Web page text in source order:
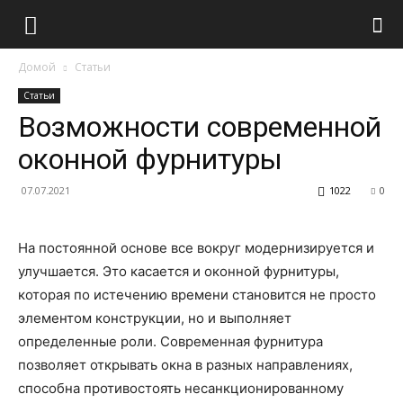
Домой Статьи
Статьи
Возможности современной
оконной фурнитуры
07.07.2021 0
1022
На постоянной основе все вокруг модернизируется и
улучшается. Это касается и оконной фурнитуры,
которая по истечению времени становится не просто
элементом конструкции, но и выполняет
определенные роли. Современная фурнитура
позволяет открывать окна в разных направлениях,
способна противостоять несанкционированному